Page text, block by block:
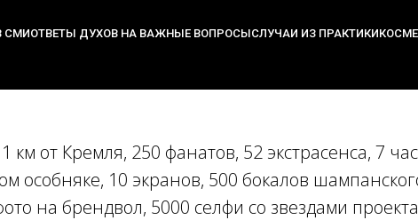
СМИОТВЕТЫ ДУХОВ НА ВАЖНЫЕ ВОПРОСЫСЛУЧАИ ИЗ ПРАКТИКИ
от Кремля, 250 фанатов, 52 экстрасенса, 7
особняке, 10 экранов, 500 бокалов
на брендвол, 5000 селфи со звездами